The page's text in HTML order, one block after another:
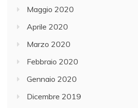
Maggio 2020
Aprile 2020
Marzo 2020
Febbraio 2020
Gennaio 2020
Dicembre 2019